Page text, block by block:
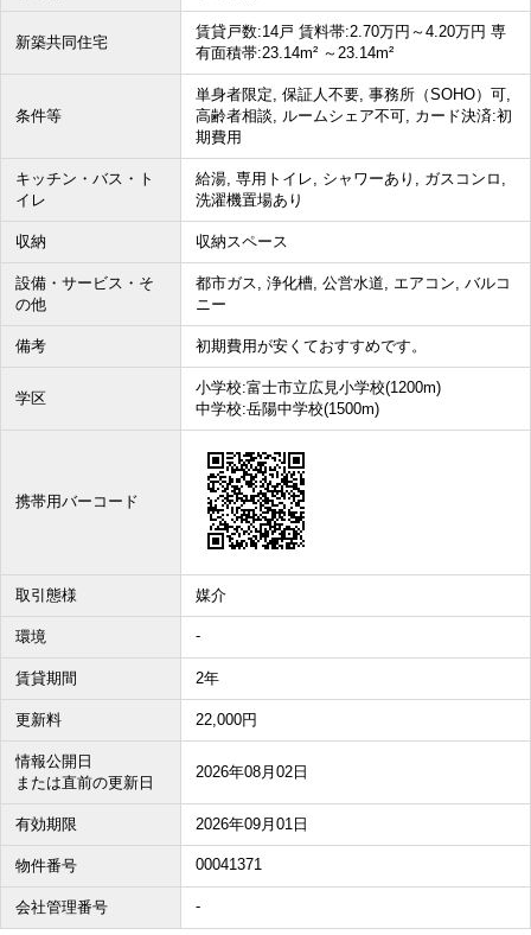
新築共同住宅
賃貸戸数:14戸 賃料帯:2.70万円～4.20万円 専
有面積帯:23.14m² ～23.14m²
条件等
単身者限定, 保証人不要, 事務所（SOHO）可,
高齢者相談, ルームシェア不可, カード決済:初
期費用
キッチン・バス・ト
イレ
給湯, 専用トイレ, シャワーあり, ガスコンロ,
洗濯機置場あり
収納 収納スペース
設備・サービス・そ
の他
都市ガス, 浄化槽, 公営水道, エアコン, バルコ
ニー
備考 初期費用が安くておすすめです。
学区
小学校:富士市立広見小学校(1200m)
中学校:岳陽中学校(1500m)
携帯用バーコード
取引態様 媒介
環境 -
賃貸期間 2年
更新料 22,000円
情報公開日
または直前の更新日
2026年08月02日
有効期限 2026年09月01日
物件番号 00041371
会社管理番号 -